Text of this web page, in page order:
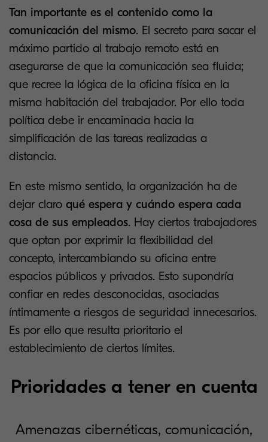
Tan importante es el contenido como la
comunicación del mismo. El secreto para sacar el
máximo partido al trabajo remoto está en
asegurarse de que la comunicación sea fluida;
que recree la lógica de la oficina física en la
misma habitación del trabajador. Por ello toda
política debe ir encaminada hacia la
simplificación de las tareas realizadas a
distancia.
En este mismo sentido, la organización ha de
dejar claro qué espera y cuándo espera cada
cosa de sus empleados. Hay ciertos trabajadores
que optan por exprimir la flexibilidad del
concepto, intercambiando su oficina entre
espacios públicos y privados. Esto supondría
confiar en redes desconocidas, asociadas
íntimamente a riesgos de seguridad innecesarios.
Es por ello que resulta prioritario el
establecimiento de ciertos límites.
Prioridades a tener en cuenta
Amenazas cibernéticas, comunicación,